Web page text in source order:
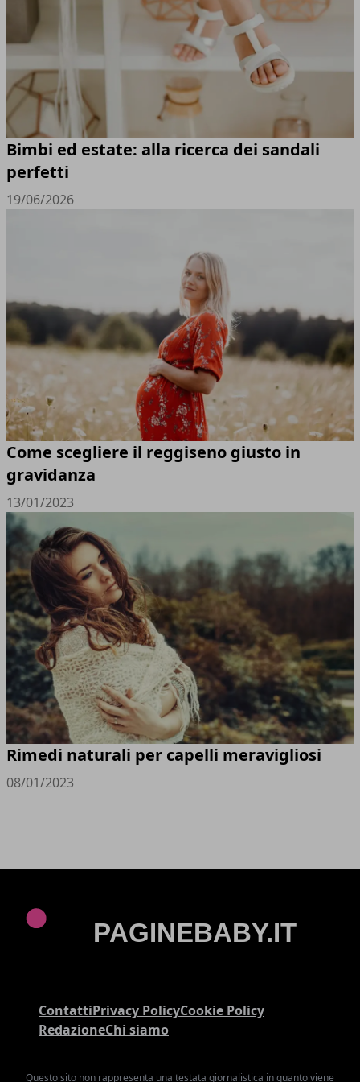
Bimbi ed estate: alla ricerca dei sandali
perfetti
19/06/2026
Come scegliere il reggiseno giusto in
gravidanza
13/01/2023
Rimedi naturali per capelli meravigliosi
08/01/2023
ContattiPrivacy PolicyCookie Policy
RedazioneChi siamo
Questo sito non rappresenta una testata giornalistica in quanto viene